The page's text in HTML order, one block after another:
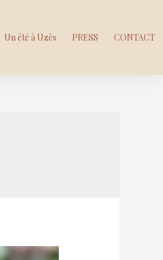
Un été à Uzès PRESS CONTACT